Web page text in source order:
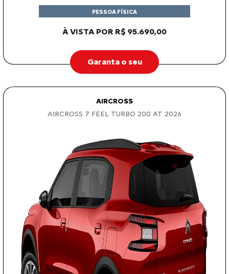
À VISTA POR R$ 95.690,00
PESSOA FÍSICA
Garanta o seu
AIRCROSS
AIRCROSS 7 FEEL TURBO 200 AT 2026